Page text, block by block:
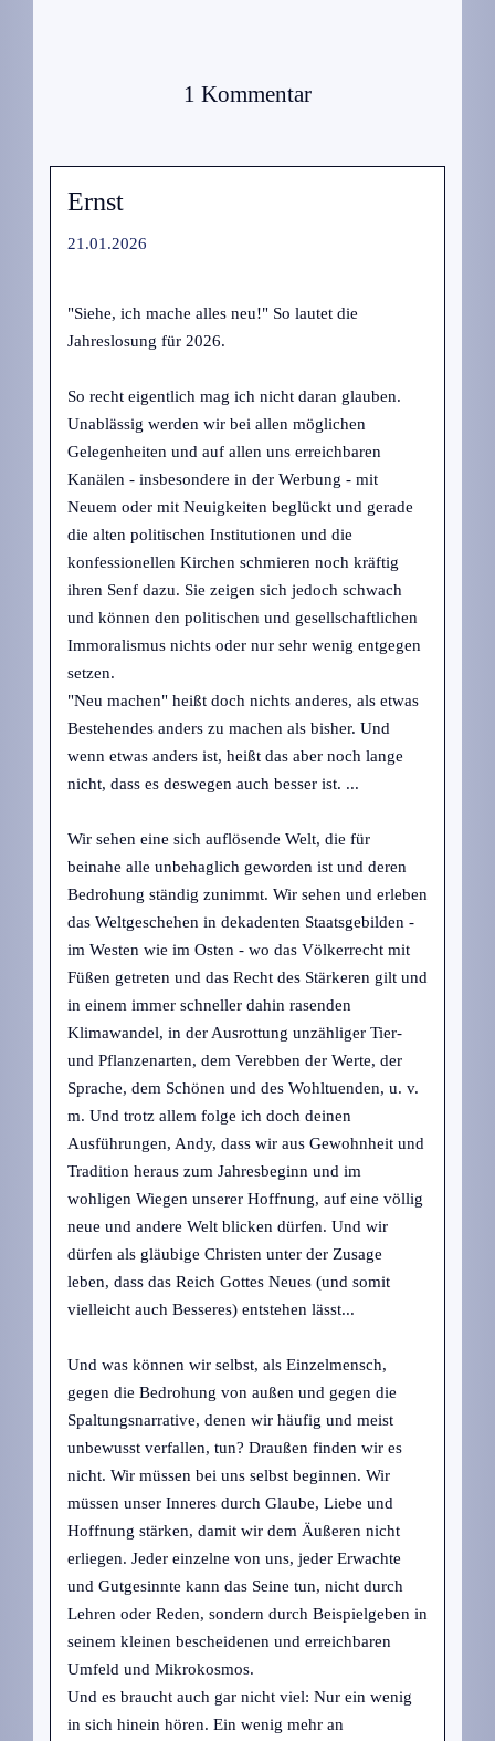
1 Kommentar
Ernst
21.01.2026
"Siehe, ich mache alles neu!" So lautet die
Jahreslosung für 2026.
So recht eigentlich mag ich nicht daran glauben.
Unablässig werden wir bei allen möglichen
Gelegenheiten und auf allen uns erreichbaren
Kanälen - insbesondere in der Werbung - mit
Neuem oder mit Neuigkeiten beglückt und gerade
die alten politischen Institutionen und die
konfessionellen Kirchen schmieren noch kräftig
ihren Senf dazu. Sie zeigen sich jedoch schwach
und können den politischen und gesellschaftlichen
Immoralismus nichts oder nur sehr wenig entgegen
setzen.
"Neu machen" heißt doch nichts anderes, als etwas
Bestehendes anders zu machen als bisher. Und
wenn etwas anders ist, heißt das aber noch lange
nicht, dass es deswegen auch besser ist. ...
Wir sehen eine sich auflösende Welt, die für
beinahe alle unbehaglich geworden ist und deren
Bedrohung ständig zunimmt. Wir sehen und erleben
das Weltgeschehen in dekadenten Staatsgebilden -
im Westen wie im Osten - wo das Völkerrecht mit
Füßen getreten und das Recht des Stärkeren gilt und
in einem immer schneller dahin rasenden
Klimawandel, in der Ausrottung unzähliger Tier-
und Pflanzenarten, dem Verebben der Werte, der
Sprache, dem Schönen und des Wohltuenden, u. v.
m. Und trotz allem folge ich doch deinen
Ausführungen, Andy, dass wir aus Gewohnheit und
Tradition heraus zum Jahresbeginn und im
wohligen Wiegen unserer Hoffnung, auf eine völlig
neue und andere Welt blicken dürfen. Und wir
dürfen als gläubige Christen unter der Zusage
leben, dass das Reich Gottes Neues (und somit
vielleicht auch Besseres) entstehen lässt...
Und was können wir selbst, als Einzelmensch,
gegen die Bedrohung von außen und gegen die
Spaltungsnarrative, denen wir häufig und meist
unbewusst verfallen, tun? Draußen finden wir es
nicht. Wir müssen bei uns selbst beginnen. Wir
müssen unser Inneres durch Glaube, Liebe und
Hoffnung stärken, damit wir dem Äußeren nicht
erliegen. Jeder einzelne von uns, jeder Erwachte
und Gutgesinnte kann das Seine tun, nicht durch
Lehren oder Reden, sondern durch Beispielgeben in
seinem kleinen bescheidenen und erreichbaren
Umfeld und Mikrokosmos.
Und es braucht auch gar nicht viel: Nur ein wenig
in sich hinein hören. Ein wenig mehr an